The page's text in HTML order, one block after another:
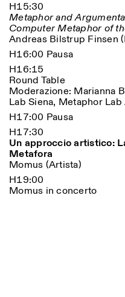
H15:30
Metaphor and
Computer Metaphor of
Andreas Bilstrup Finsen
H16:00 Pausa
H16:15
Round Table
Moderazione: Marianna
Lab Siena, Metaphor
H17:00 Pausa
H17:30
Un approccio artistico:
Metafora
Momus (Artista)
H19:00
Momus in concerto